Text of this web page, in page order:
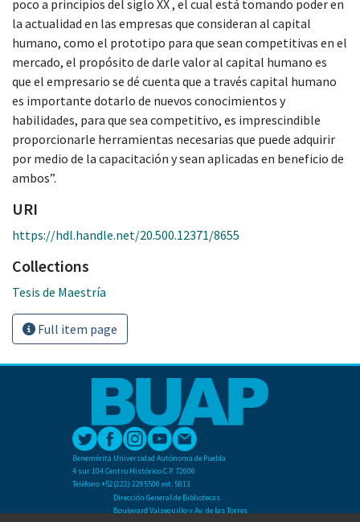
poco a principios del siglo XX , el cual está tomando poder en
la actualidad en las empresas que consideran al capital
humano, como el prototipo para que sean competitivas en el
mercado, el propósito de darle valor al capital humano es
que el empresario se dé cuenta que a través capital humano
es importante dotarlo de nuevos conocimientos y
habilidades, para que sea competitivo, es imprescindible
proporcionarle herramientas necesarias que puede adquirir
por medio de la capacitación y sean aplicadas en beneficio de
ambos”.
URI
https://hdl.handle.net/20.500.12371/8655
Collections
Tesis de Maestría
Full item page
Benemérita Universidad Autónoma de Puebla
4 sur 104 Centro Histórico C.P. 72000
Teléfono +52(222) 2295500 ext. 5013
Dirección General de Bibliotecas
Boulevard Valsequillo y Av. de las Torres